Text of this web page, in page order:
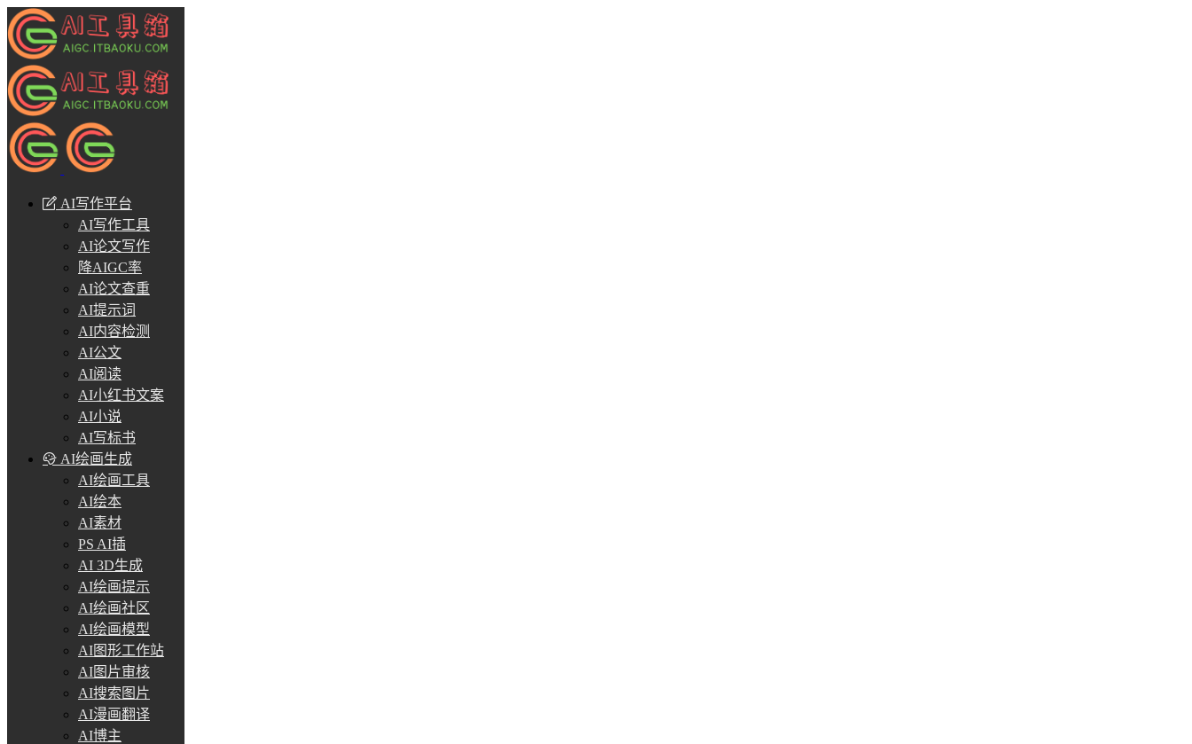
AI写作平台
AI写作工具
AI论文写作
降AIGC率
AI论文查重
AI提示词
AI内容检测
AI公文
AI阅读
AI小红书文案
AI小说
AI写标书
AI绘画生成
AI绘画工具
AI绘本
AI素材
PS AI插
AI 3D生成
AI绘画提示
AI绘画社区
AI绘画模型
AI图形工作站
AI图片审核
AI搜索图片
AI漫画翻译
AI博主